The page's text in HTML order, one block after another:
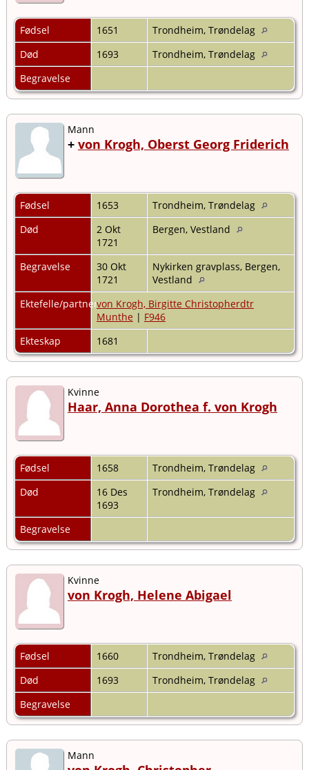
Fødsel 1651
Trondheim, Trøndelag
Død
1693
Trondheim, Trøndelag
Begravelse
Mann
+ von Krogh, Oberst Georg Friderich
Fødsel 1653
Trondheim, Trøndelag
Død
2 Okt
1721
Bergen, Vestland
Begravelse
30 Okt
1721
Nykirken gravplass, Bergen,
Vestland
Ektefelle/partnervon Krogh, Birgitte Christopherdtr
Munthe | F946
Ekteskap
1681
Kvinne
Haar, Anna Dorothea f. von Krogh
Fødsel 1658
Trondheim, Trøndelag
Død
16 Des
1693
Trondheim, Trøndelag
Begravelse
Kvinne
von Krogh, Helene Abigael
Fødsel 1660
Trondheim, Trøndelag
Død
1693
Trondheim, Trøndelag
Begravelse
Mann